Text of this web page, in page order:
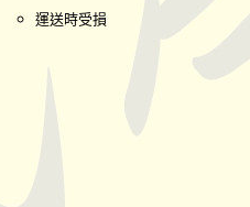
運送時受損